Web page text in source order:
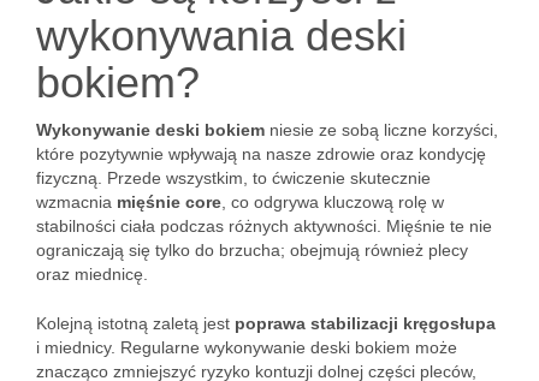
wykonywania deski
bokiem?
Wykonywanie deski bokiem niesie ze sobą liczne korzyści,
które pozytywnie wpływają na nasze zdrowie oraz kondycję
fizyczną. Przede wszystkim, to ćwiczenie skutecznie
wzmacnia mięśnie core , co odgrywa kluczową rolę w
stabilności ciała podczas różnych aktywności. Mięśnie te nie
ograniczają się tylko do brzucha; obejmują również plecy
oraz miednicę.
Kolejną istotną zaletą jest poprawa stabilizacji kręgosłupa
i miednicy. Regularne wykonywanie deski bokiem może
znacząco zmniejszyć ryzyko kontuzji dolnej części pleców,